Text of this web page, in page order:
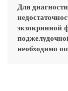
Для
экзокринной
необходимо